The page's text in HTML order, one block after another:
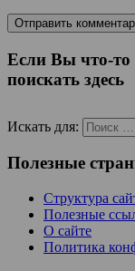
Если Вы что-то
поискать здесь
Искать для:
Полезные
Структура
Полезные
О сайте
Политика